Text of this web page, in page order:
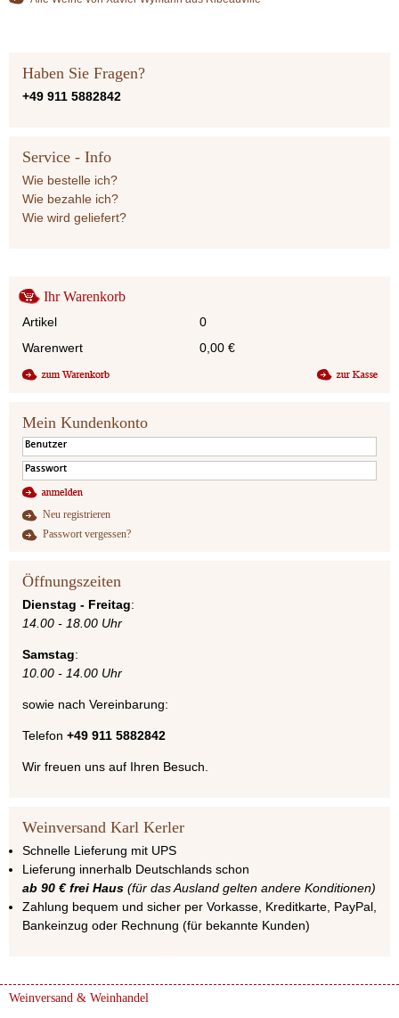
Haben Sie Fragen?
+49 911 5882842
Service - Info
Wie bestelle ich?
Wie bezahle ich?
Wie wird geliefert?
Ihr Warenkorb
Artikel
0
Warenwert
0,00 €
Mein Kundenkonto
Neu registrieren
Passwort vergessen?
Öffnungszeiten
Dienstag - Freitag:
14.00 - 18.00 Uhr
Samstag:
10.00 - 14.00 Uhr
sowie nach Vereinbarung:
Telefon +49 911 5882842
Wir freuen uns auf Ihren Besuch.
Weinversand Karl Kerler
Schnelle Lieferung mit UPS
Lieferung innerhalb Deutschlands schon
ab 90 € frei Haus (für das Ausland gelten andere Konditionen)
Zahlung bequem und sicher per Vorkasse, Kreditkarte, PayPal,
Bankeinzug oder Rechnung (für bekannte Kunden)
Weinversand & Weinhandel